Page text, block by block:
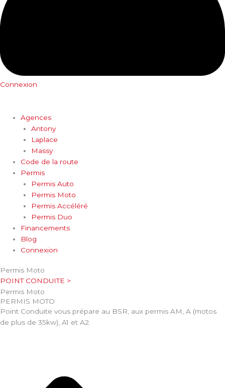
Connexion
Agences
Antony
Laplace
Massy
Code de la route
Permis
Permis Auto
Permis Moto
Permis Accéléré
Permis Duo
Financements
Blog
Connexion
Permis Moto
POINT CONDUITE >
Permis Moto
PERMIS MOTO
Point Conduite vous prépare au BSR, aux permis AM, A (motos
de plus de 35kw), A1 et A2.